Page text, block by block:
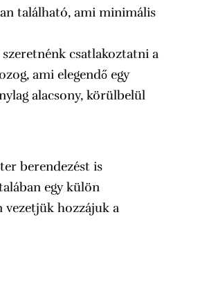
található, ami minimális
csatlakoztatni a
ami elegendő egy
alacsony, körülbelül
berendezést is
egy külön
vezetjük hozzájuk a